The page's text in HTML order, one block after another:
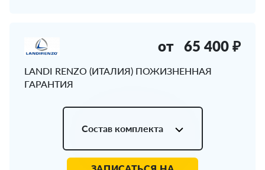
LANDI RENZO (ИТАЛИЯ) ПОЖИЗНЕННАЯ
ГАРАНТИЯ
от 65 400 ₽
Состав комплекта